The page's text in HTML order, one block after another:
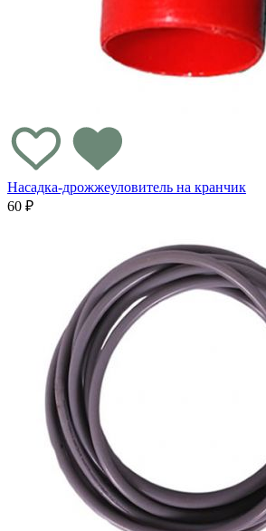
Насадка-дрожжеуловитель на кранчик
60 ₽